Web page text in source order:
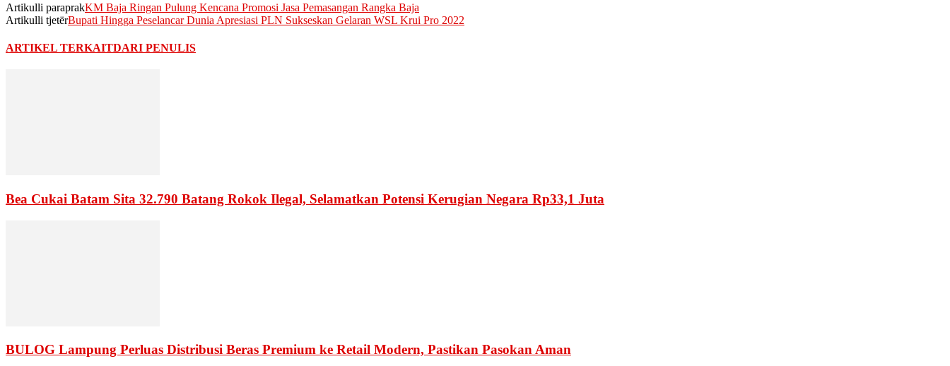
Artikulli paraprakKM Baja Ringan Pulung Kencana Promosi Jasa Pemasangan Rangka Baja
Artikulli tjetërBupati Hingga Peselancar Dunia Apresiasi PLN Sukseskan Gelaran WSL Krui Pro 2022
ARTIKEL TERKAITDARI PENULIS
Bea Cukai Batam Sita 32.790 Batang Rokok Ilegal, Selamatkan Potensi Kerugian Negara Rp33,1 Juta
BULOG Lampung Perluas Distribusi Beras Premium ke Retail Modern, Pastikan Pasokan Aman